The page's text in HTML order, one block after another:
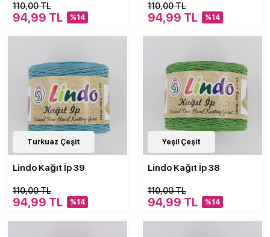
110,00 TL
94,99 TL %14
110,00 TL
94,99 TL %14
20Çeşit
Turkuaz Çeşit
Lindo Kağıt İp 39
110,00 TL
94,99 TL %14
20Çeşit
Yeşil Çeşit
Lindo Kağıt İp 38
110,00 TL
94,99 TL %14